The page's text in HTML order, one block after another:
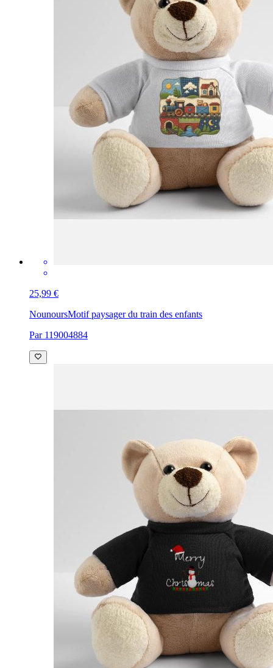
25,99 €
NounoursMotif paysager du train des enfants
Par 119004884